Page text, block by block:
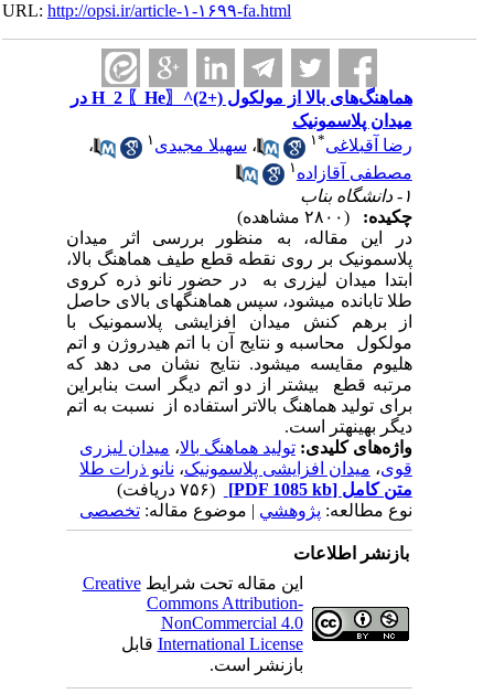
URL:http://opsi.ir/article-۱-۱۶۹۹-fa.html
هماهنگ‌های بالا از مولکول H_2 〖He〗^(2+) در
میدان پلاسمونیک
رضا آقبلاغی
۱ ،سهیلا مجیدی۱
،
مصطفی آقازاده
چکیده:
در این مقاله، به منظور بررسی اثر میدان
پلاسمونیک بر روی نقطه قطع طیف هماهنگ­ بالا،
ابتدا میدان لیزری بهدر حضور نانو ذره کروی
طلا تابانده می­شود، سپس هماهنگ­های بالای حاصل
از برهم کنش میدان افزایشی پلاسمونیک با
مولکول محاسبه و نتایج آن با اتم هیدروژن و اتم
هلیوم مقایسه می­شود. نتایج نشان می دهد که
مرتبه قطعبیشتر از دو اتم دیگر است بنابراین
برای تولید هماهنگ بالاتر استفاده از نسبت به اتم
دیگر بهینه­تر است.
واژه‌های کلیدی:تولید هماهنگ بالا،میدان لیزری
قوی،میدان افزایشی پلاسمونیک،نانو ذرات طلا
متن کامل[PDF 1085 kb]
نوع مطالعه:پژوهشي| موضوع مقاله:تخصصی
بازنشر اطلاعات
این مقاله تحت شرایطCreative
Commons Attribution-
NonCommercial 4.0
International Licenseقابل
بازنشر است.